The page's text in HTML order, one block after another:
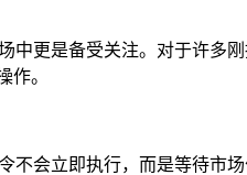
更是备受关注。对于许多
作。
会立即执行，而是等待市